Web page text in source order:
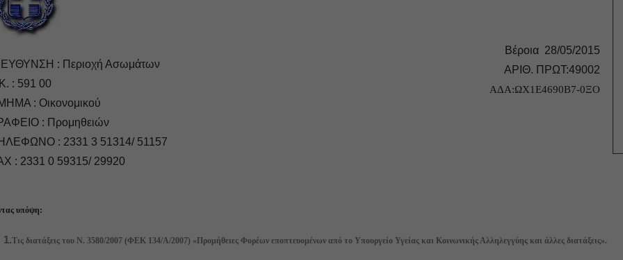
: Περιοχή Ασωμάτων
: 591 00
: Οικονομικού
: Προμηθειών
: 2331 3 51314/ 51157
: 2331 0 59315/ 29920
Βέροια 28/05/2015
ΑΡΙΘ. ΠΡΩΤ:49002
ΑΔΑ:ΩΧ1Ε4690Β7-0ΞΟ
υπόψη:
1.Τις διατάξεις του Ν. 3580/2007 (ΦΕΚ 134/Α/2007) «Προμήθειες Φορέων εποπτευομένων από το Υπουργείο Υγείας και Κοινωνικής Αλληλεγγύης και άλλες διατάξεις».